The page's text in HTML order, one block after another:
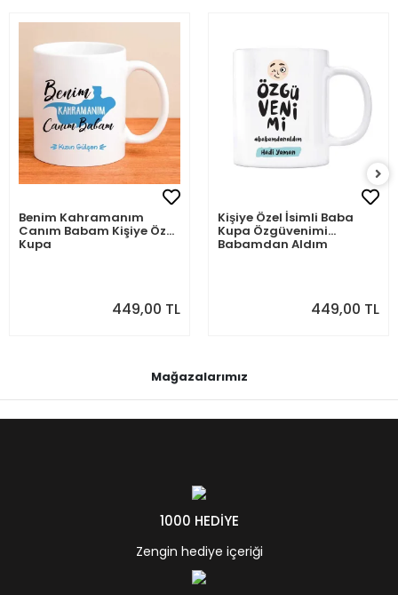
Benim Kahramanım
Canım Babam Kişiye Özel
Kupa
449,00 TL
Kişiye Özel İsimli Baba
Kupa Özgüvenimi
Babamdan Aldım
449,00 TL
Mağazalarımız
1000 HEDİYE
Zengin hediye içeriği